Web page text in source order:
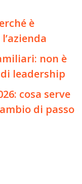
è
non è
leadership
cosa serve
di passo